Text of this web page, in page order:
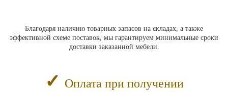
Благодаря наличию товарных запасов на складах, а также
эффективной схеме поставок, мы гарантируем минимальные сроки
доставки заказанной мебели.
✓ Оплата при получении